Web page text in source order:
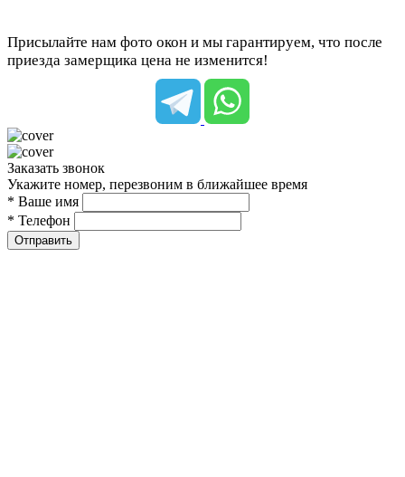
Присылайте нам фото окон и мы гарантируем, что после
приезда замерщика цена не изменится!
Заказать звонок
Укажите номер, перезвоним в ближайшее время
* Ваше имя
* Телефон
Отправить